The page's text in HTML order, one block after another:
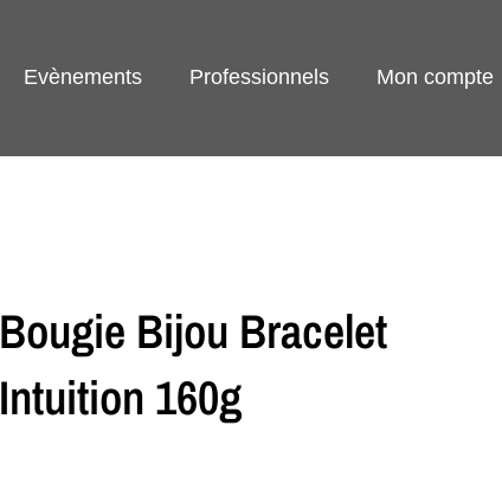
Evènements Professionnels Mon compte
Bougie Bijou Bracelet
Intuition 160g